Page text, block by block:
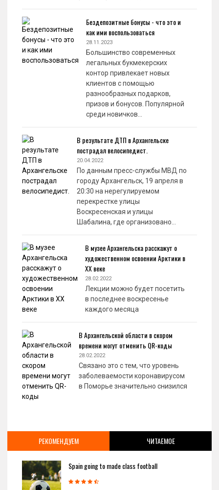
Бездепозитные бонусы - что это и
как ими воспользоваться
28.11.2023
Большинство современных
легальных букмекерских
контор привлекает новых
клиентов с помощью
разнообразных подарков,
призов и бонусов. Популярной
среди новичков…
В результате ДТП в Архангельске
пострадал велосипедист.
20.04.2022
По данным пресс-службы МВД по
городу Архангельск, 19 апреля в
20:30 на нерегулируемом
перекрестке улицы
Воскресенская и улицы
Шабалина, где организовано…
В музее Архангельска расскажут о
художественном освоении Арктики в
XX веке
28.02.2022
Лекции можно будет посетить
в последнее воскресенье
каждого месяца
В Архангельской области в скором
времени могут отменить QR-коды
28.02.2022
Связано это с тем, что уровень
заболеваемости коронавирусом
в Поморье значительно снизился
РЕКОМЕНДУЕМ ЧИТАЕМОЕ
Spain going to made class football